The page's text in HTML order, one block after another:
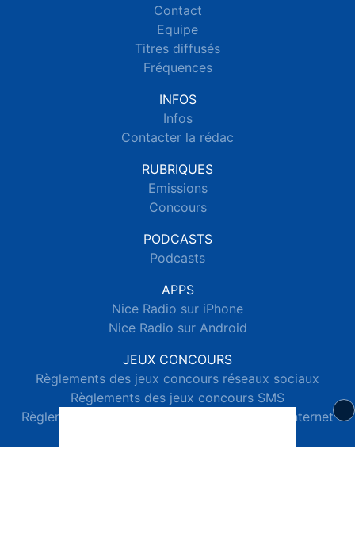
Contact
Equipe
Titres diffusés
Fréquences
INFOS
Infos
Contacter la rédac
RUBRIQUES
Emissions
Concours
PODCASTS
Podcasts
APPS
Nice Radio sur iPhone
Nice Radio sur Android
JEUX CONCOURS
Règlements des jeux concours réseaux sociaux
Règlements des jeux concours SMS
Règlements des jeux concours téléphone et internet